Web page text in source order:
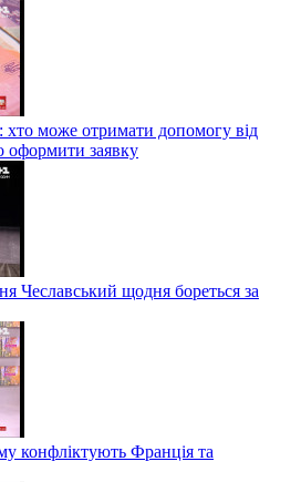
може отримати допомогу від
оформити заявку
Чеславський щодня бореться за
конфліктують Франція та